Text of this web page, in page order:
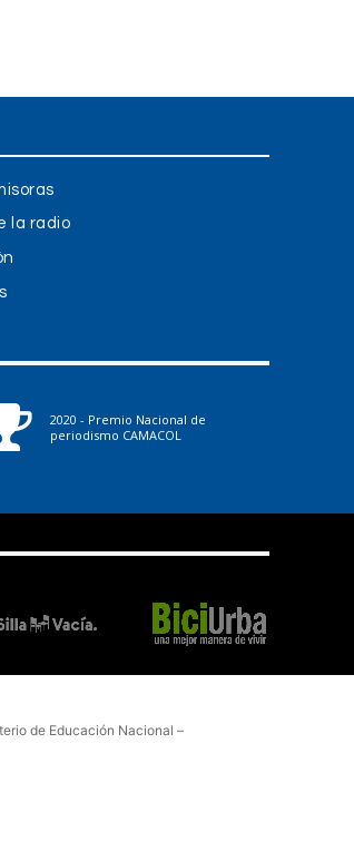
la radio
2020 - Premio Nacional de
periodismo CAMACOL
de Educación Nacional –